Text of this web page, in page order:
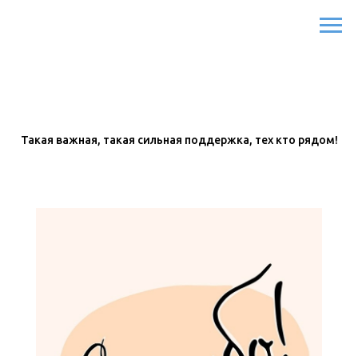
Такая важная, такая сильная поддержка, тех кто рядом!